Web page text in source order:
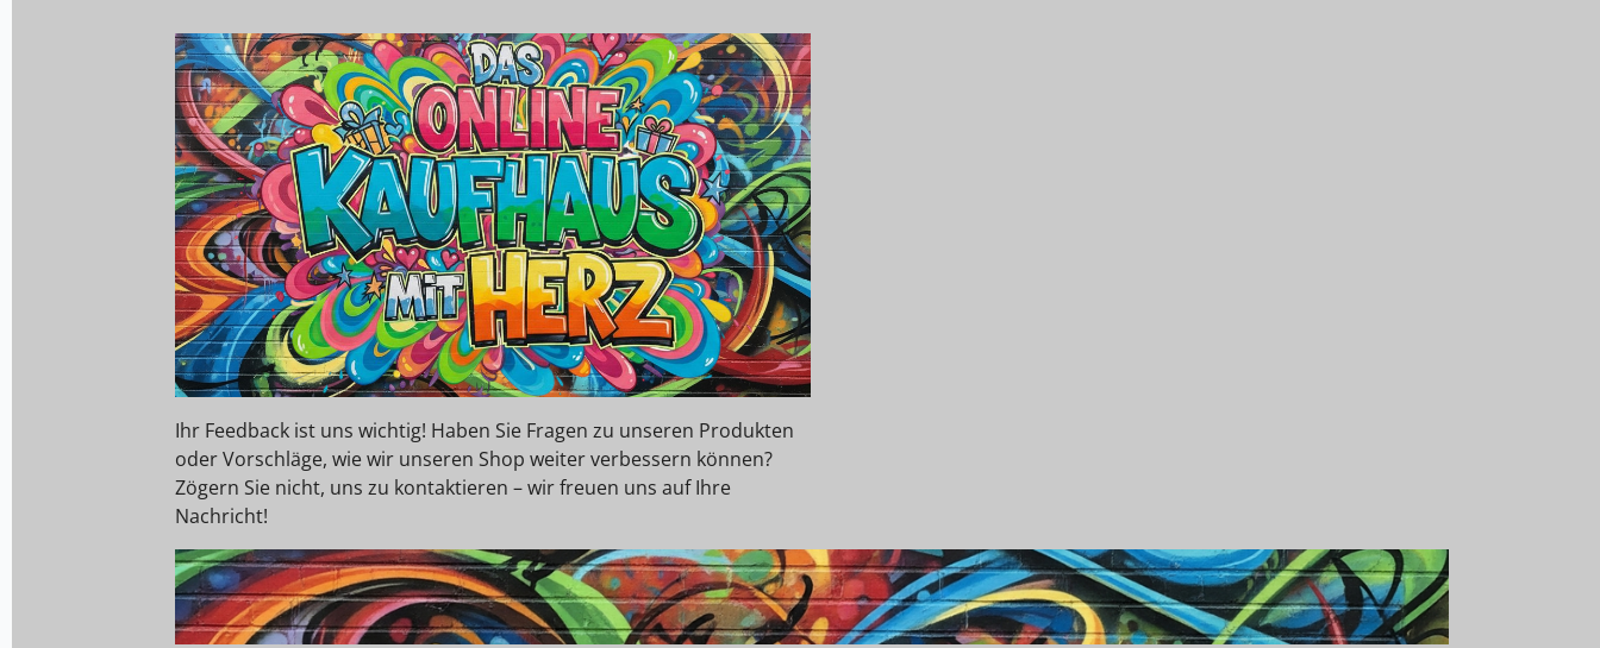
Ihr Feedback ist uns wichtig! Haben Sie Fragen zu unseren Produkten
oder Vorschläge, wie wir unseren Shop weiter verbessern können?
Zögern Sie nicht, uns zu kontaktieren – wir freuen uns auf Ihre
Nachricht!